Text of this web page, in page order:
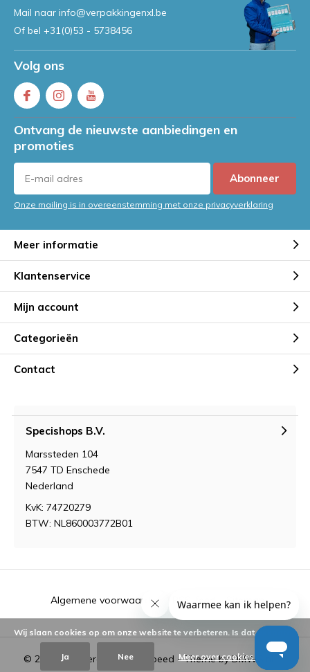
Mail naar info@verpakkingenxl.be
Of bel +31(0)53 - 5738456
Volg ons
Ontvang de nieuwste aanbiedingen en
promoties
Abonneer
Onze mailing is in overeenstemming met onze privacyverklaring
Meer informatie
Klantenservice
Mijn account
Categorieën
Contact
Specishops B.V.
Marssteden 104
7547 TD Enschede
Nederland
KvK: 74720279
BTW: NL860003772B01
© 2026 - Powered byLightspeed - Theme byDMWS.nl
Algemene voorwaarden RSS-feed Sitemap
Wij slaan cookies op om onze website te verbeteren. Is dat akkoord?
Ja Nee Meer over cookies »